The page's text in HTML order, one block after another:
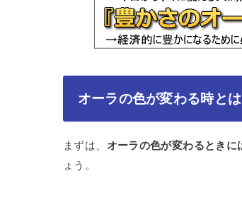
オーラの色が変わる時とは
まずは、 オーラの色が変わるとき
ょう。